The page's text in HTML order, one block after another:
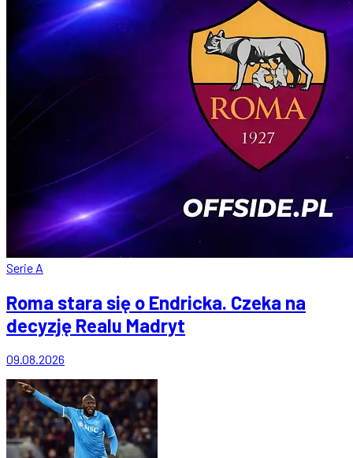
Serie A
Roma stara się o Endricka. Czeka na
decyzję Realu Madryt
09.08.2026